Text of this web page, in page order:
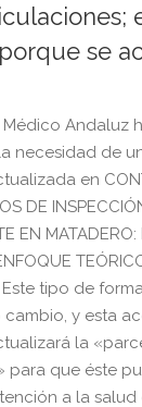
se
Médico Andaluz
necesidad de
en
DE
EN
Este tipo de
y esta
la
para que éste
a la salud